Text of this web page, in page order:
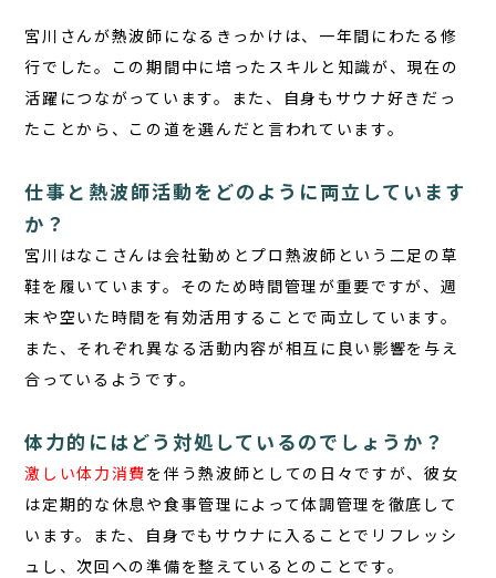
宮川さんが熱波師になるきっかけは、一年間にわたる修
行でした。この期間中に培ったスキルと知識が、現在の
活躍につながっています。また、自身もサウナ好きだっ
たことから、この道を選んだと言われています。
仕事と熱波師活動をどのように両立しています
か？
宮川はなこさん は会社勤めとプロ熱波師という二足の草
鞋を履いています。そのため時間管理が重要ですが、週
末や空いた時間を有効活用することで両立しています。
また、それぞれ異なる活動内容が相互に良い影響を与え
合っているようです。
体力的にはどう対処しているのでしょうか？
激しい体力消費 を伴う熱波師としての日々ですが、彼女
は定期的な休息や食事管理によって体調管理を徹底して
います。また、自身でもサウナに入ることでリフレッシ
ュし、次回への準備を整えているとのことです。